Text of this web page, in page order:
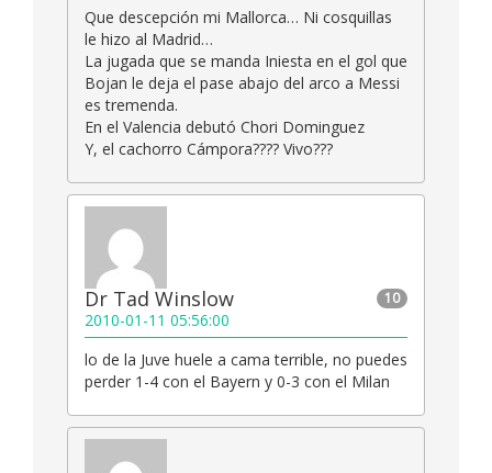
Que descepción mi Mallorca… Ni cosquillas
le hizo al Madrid…
La jugada que se manda Iniesta en el gol que
Bojan le deja el pase abajo del arco a Messi
es tremenda.
En el Valencia debutó Chori Dominguez
Y, el cachorro Cámpora???? Vivo???
10
Dr Tad Winslow
2010-01-11 05:56:00
lo de la Juve huele a cama terrible, no puedes
perder 1-4 con el Bayern y 0-3 con el Milan